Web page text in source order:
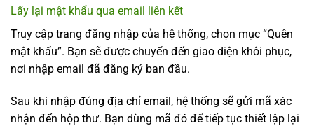
Lấy lại mật khẩu qua email liên kết
Truy cập trang đăng nhập của hệ thống, chọn mục “Quên
mật khẩu”. Bạn sẽ được chuyển đến giao diện khôi phục,
nơi nhập email đã đăng ký ban đầu.
Sau khi nhập đúng địa chỉ email, hệ thống sẽ gửi mã xác
nhận đến hộp thư. Bạn dùng mã đó để tiếp tục thiết lập lại